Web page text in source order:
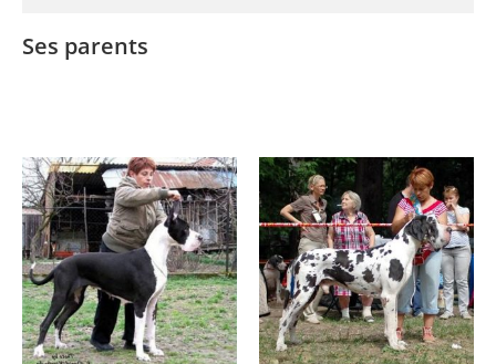
Ses parents